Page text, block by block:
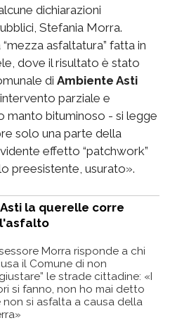
dichiarazioni
Stefania Morra.
asfaltatura” fatta in
dove il risultato è stato
di Ambiente Asti
parziale e
manto bituminoso - si legge
solo una parte della
effetto “patchwork”
preesistente, usurato».
la querelle corre
Morra risponde a chi
il Comune di non
le strade cittadine: «I
si fanno, non ho mai detto
non si asfalta a causa della